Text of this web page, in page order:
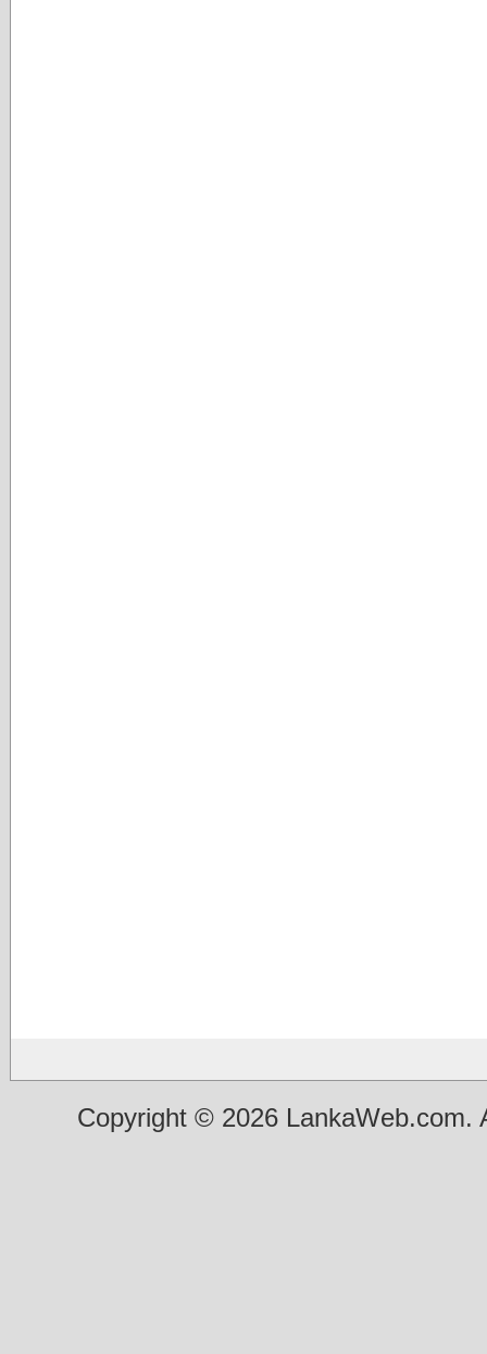
Copyright © 2026 LankaWeb.com.